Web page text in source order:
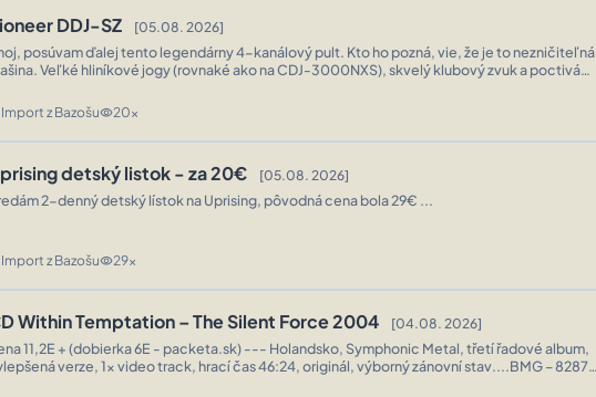
DDJ-SZ [05.08. 2026]
posúvam ďalej tento legendárny 4-kanálový pult. Kto ho pozná, vie, že je to nezničiteľná
Veľké hliníkové jogy (rovnaké ako na CDJ-3000NXS), skvelý klubový zvuk a poctivá
Import z Bazošuvisibility20x
detský listok - za 20€ [05.08. 2026]
2-denný detský lístok na Uprising, pôvodná cena bola 29€ ...
Import z Bazošuvisibility29x
Within Temptation – The Silent Force 2004 [04.08. 2026]
11,2E + (dobierka 6E - packeta.sk) --- Holandsko, Symphonic Metal, třetí řadové album,
verze, 1x video track, hrací čas 46:24, originál, výborný zánovní stav....BMG – 82876